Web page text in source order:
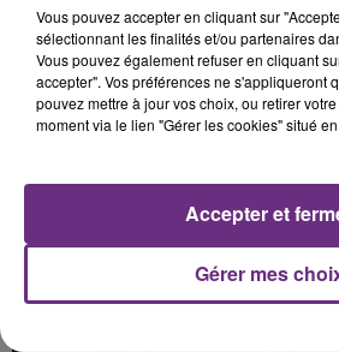
C'était l'une des institutions du
rémois. Le magasin JouéClub
fermer ses portes.
TITRES DIFFUSÉS
Vous pouvez accepter en cliquant sur
sélectionnant les finalités et/ou partenaires
Vous pouvez également refuser en cliquant
accepter". Vos préférences ne s'appliqueront
pouvez mettre à jour vos choix, ou retirer
moment via le lien "Gérer les cookies" situé
Gérer mes
Accepter et